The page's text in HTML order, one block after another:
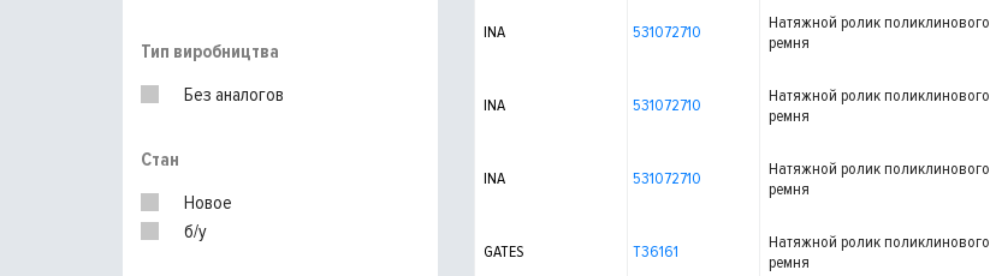
Тип виробництва
Без аналогов
Стан
Новое
б/у
INA 531072710
Натяжной ролик поликлинового
ремня
INA 531072710
Натяжной ролик поликлинового
ремня
INA 531072710
Натяжной ролик поликлинового
ремня
GATES T36161
Натяжной ролик поликлинового
ремня